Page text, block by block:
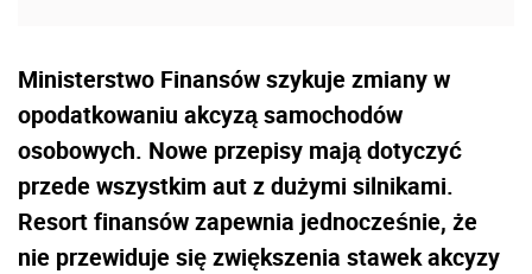
Ministerstwo Finansów szykuje zmiany w
opodatkowaniu akcyzą samochodów
osobowych. Nowe przepisy mają dotyczyć
przede wszystkim aut z dużymi silnikami.
Resort finansów zapewnia jednocześnie, że
nie przewiduje się zwiększenia stawek akcyzy